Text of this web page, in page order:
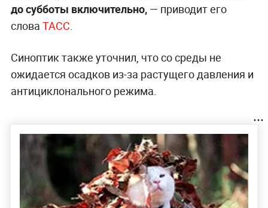
до субботы включительно,— приводит его
слова ТАСС
Синоптик также уточнил, что со среды не
ожидается осадков из-за растущего давления и
антициклонального режима.